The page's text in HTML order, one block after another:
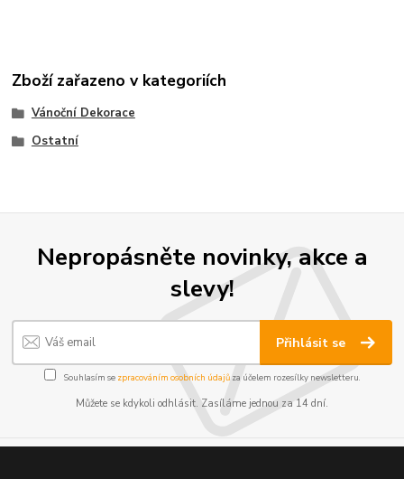
Zboží zařazeno v kategoriích
Vánoční Dekorace
Ostatní
Nepropásněte novinky, akce a
slevy!
Přihlásit se
Souhlasím se zpracováním osobních údajůza účelem rozesílky newsletteru.
Můžete se kdykoli odhlásit. Zasíláme jednou za 14 dní.